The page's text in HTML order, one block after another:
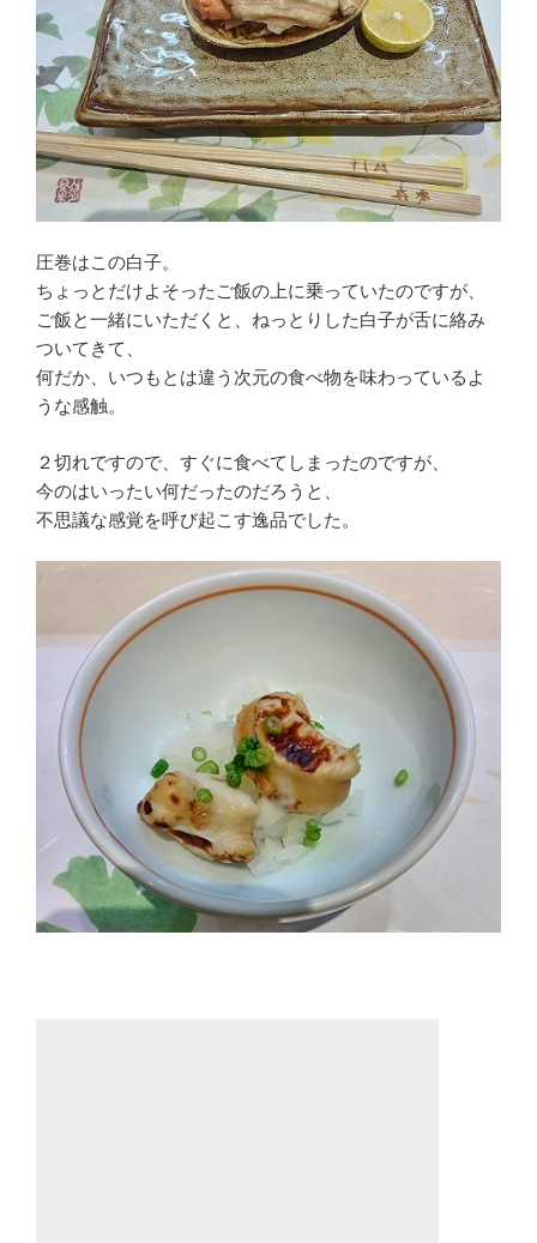
圧巻はこの白子。
ちょっとだけよそったご飯の上に乗っていたのですが、
ご飯と一緒にいただくと、ねっとりした白子が舌に絡み
ついてきて、
何だか、いつもとは違う次元の食べ物を味わっているよ
うな感触。
２切れですので、すぐに食べてしまったのですが、
今のはいったい何だったのだろうと、
不思議な感覚を呼び起こす逸品でした。